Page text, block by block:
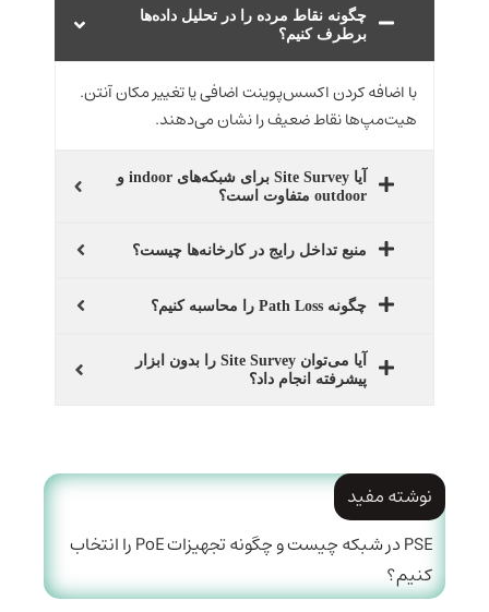
چگونه نقاط مرده را در تحلیل داده‌ها
برطرف کنیم؟
با اضافه کردن اکسس‌پوینت اضافی یا تغییر مکان آنتن.
هیت‌مپ‌ها نقاط ضعیف را نشان می‌دهند.
آیا Site Survey برای شبکه‌های indoor و
outdoor متفاوت است؟
منبع تداخل رایج در کارخانه‌ها چیست؟
چگونه Path Loss را محاسبه کنیم؟
آیا می‌توان Site Survey را بدون ابزار
پیشرفته انجام داد؟
نوشته مفید
PSE در شبکه چیست و چگونه تجهیزات PoE را انتخاب
کنیم؟